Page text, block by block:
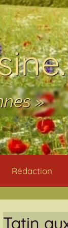
»
Rédaction
Tatin